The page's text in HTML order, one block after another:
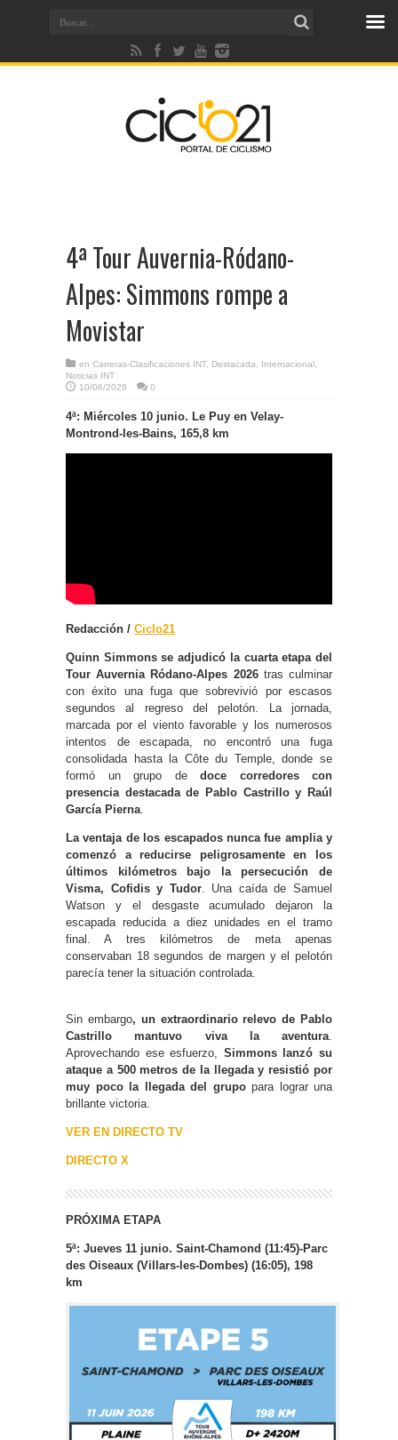
4ª Tour Auvernia-Ródano-
Alpes: Simmons rompe a
Movistar
en Carreras-Clasificaciones INT, Destacada Internacional
Noticias INT
10/06/2026
0
4ª: Miércoles 10 junio. Le Puy en Velay-
Montrond-les-Bains, 165,8 km
Redacción / Ciclo21
Quinn Simmons se adjudicó la cuarta etapa del
Tour Auvernia Ródano-Alpes 2026tras culminar
con éxito una fuga que sobrevivió por escasos
segundos al regreso del pelotón. La jornada,
marcada por el viento favorable y los numerosos
intentos de escapada, no encontró una fuga
consolidada hasta la Côte du Temple, donde se
formó un grupo de doce corredores con
presencia destacada de Pablo Castrillo y Raúl
García Pierna.
La ventaja de los escapados nunca fue amplia y
comenzó a reducirse peligrosamente en los
últimos kilómetros bajo la persecución de
Visma, Cofidis y Tudor. Una caída de Samuel
Watson y el desgaste acumulado dejaron la
escapada reducida a diez unidades en el tramo
final. A tres kilómetros de meta apenas
conservaban 18 segundos de margen y el pelotón
parecía tener la situación controlada.
Sin embargo, un extraordinario relevo de Pablo
Castrillo mantuvo viva la aventura.
Aprovechando ese esfuerzo, Simmons lanzó su
ataque a 500 metros de la llegada y resistió por
muy poco la llegada del grupopara lograr una
brillante victoria.
VER EN DIRECTO TV
DIRECTO X
PRÓXIMA ETAPA
5ª: Jueves 11 junio. Saint-Chamond (11:45)-Parc
des Oiseaux (Villars-les-Dombes) (16:05), 198
km